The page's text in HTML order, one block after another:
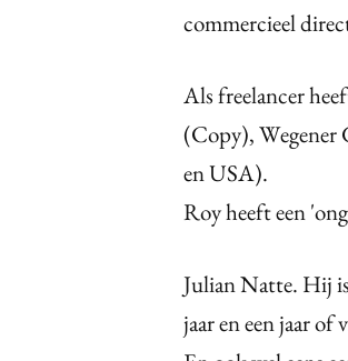
commercieel
Als freelancer
(Copy), Wegener
en USA).
Roy heeft een
Julian Natte. Hij
jaar en een jaar